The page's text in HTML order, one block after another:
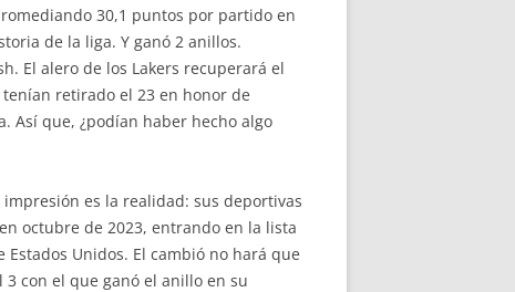
30,1 puntos por partido en
de la liga. Y ganó 2 anillos.
El alero de los Lakers recuperará el
retirado el 23 en honor de
Así que, ¿podían haber hecho algo
es la realidad: sus deportivas
octubre de 2023, entrando en la lista
Unidos. El cambió no hará que
con el que ganó el anillo en su